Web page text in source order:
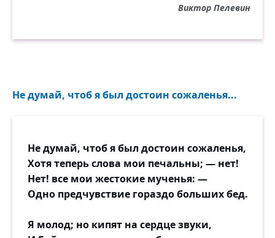
Виктор Пелевин
Не думай, чтоб я был достоин сожаленья...
Не думай, чтоб я был достоин сожаленья,
Хотя теперь слова мои печальны; — нет!
Нет! все мои жестокие мученья: —
Одно предчувствие гораздо больших бед.
Я молод; но кипят на сердце звуки,